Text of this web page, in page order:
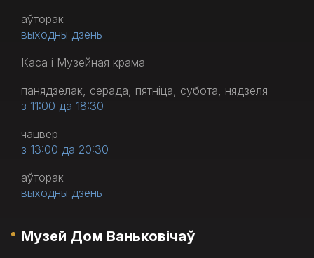
аўторак
выходны дзень
Каса і Музейная крама
панядзелак, серада, пятніца, субота, нядзеля
з 11:00 да 18:30
чацвер
з 13:00 да 20:30
аўторак
выходны дзень
Музей Дом Ваньковічаў